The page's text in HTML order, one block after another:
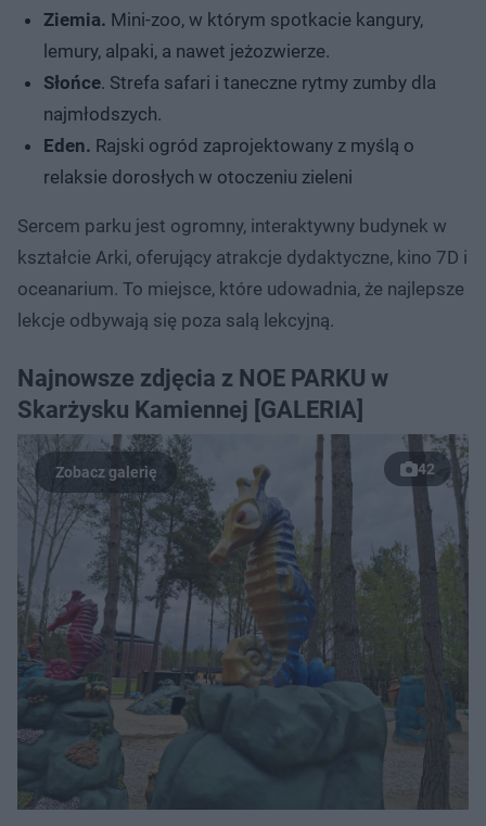
Ziemia. Mini-zoo, w którym spotkacie kangury,
lemury, alpaki, a nawet jeżozwierze.
Słońce. Strefa safari i taneczne rytmy zumby dla
najmłodszych.
Eden. Rajski ogród zaprojektowany z myślą o
relaksie dorosłych w otoczeniu zieleni
Sercem parku jest ogromny, interaktywny budynek w
kształcie Arki, oferujący atrakcje dydaktyczne, kino 7D i
oceanarium. To miejsce, które udowadnia, że najlepsze
lekcje odbywają się poza salą lekcyjną.
Najnowsze zdjęcia z NOE PARKU w
Skarżysku Kamiennej [GALERIA]
42